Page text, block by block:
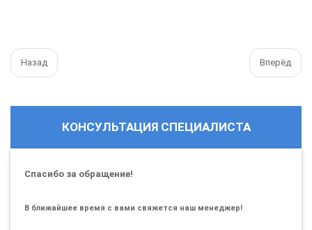
Назад Вперёд
КОНСУЛЬТАЦИЯ СПЕЦИАЛИСТА
Спасибо за обращение!
В ближайшее время с вами свяжется наш менеджер!